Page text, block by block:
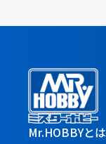
Mr.HOBBYとは